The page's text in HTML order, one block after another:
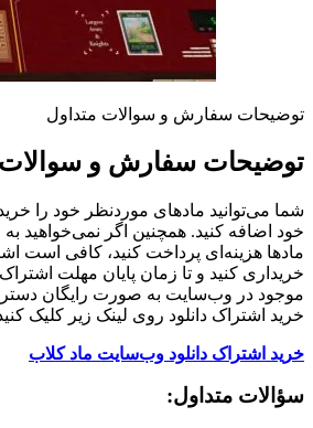
توضیحات سفارش و سوالات متداول
توضیحات سفارش و سوالات
شما می‌توانید مادهای موردنظر خود را
خود اضافه کنید. همچنین اگر نمی‌خواهید
مادها هزینه‌ای پرداخت کنید، کافی است
خریداری کنید و تا زمان پایان مهلت
موجود در وب‌سایت به صورت رایگان
خرید اشتراک دانلود روی لینک زیر کلیک
خرید اشتراک دانلود وب‌سایت ماد کلاب
سؤالات متداول: